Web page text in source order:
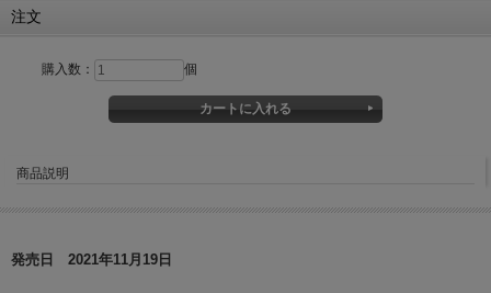
注文
購入数： 個
商品説明
発売日 2021年11月19日